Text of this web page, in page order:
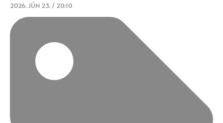
2026. JÚN 23. / 20:10